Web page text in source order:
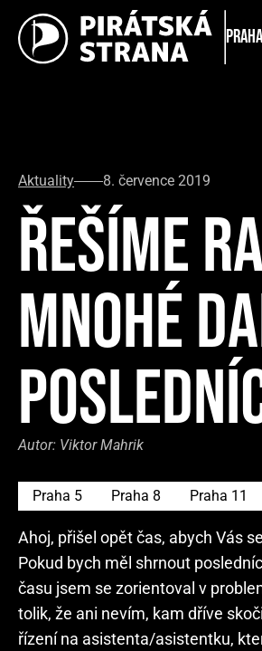
Praha
Aktuality 8. července 2019
ŘEŠÍME
MNOHÉ
Autor: Viktor Mahrik
Praha 5 Praha 8 Praha 11
Ahoj, přišel opět čas, abych Vás
Pokud bych měl shrnout
času jsem se zorientoval v
tolik, že ani nevím, kam dříve
řízení na asistenta/asistentku,